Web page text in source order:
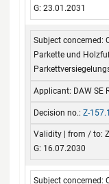
G: 23.01.2031
Parkette und
DAW SE
Z-
G: 16.07.2030